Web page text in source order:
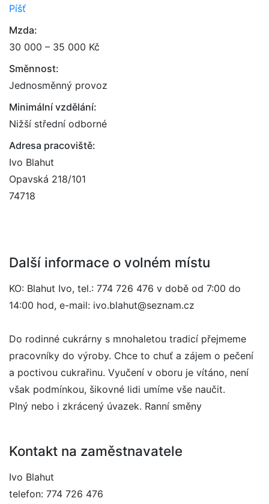
Píšť
Mzda:
30 000 – 35 000 Kč
Směnnost:
Jednosměnný provoz
Minimální vzdělání:
Nižší střední odborné
Adresa pracoviště:
Ivo Blahut
Opavská 218/101
74718
Další informace o volném místu
KO: Blahut Ivo, tel.: 774 726 476 v době od 7:00 do
14:00 hod, e-mail: ivo.blahut@seznam.cz
Do rodinné cukrárny s mnohaletou tradicí přejmeme
pracovníky do výroby. Chce to chuť a zájem o pečení
a poctivou cukrařinu. Vyučení v oboru je vítáno, není
však podmínkou, šikovné lidi umíme vše naučit.
Plný nebo i zkrácený úvazek. Ranní směny
Kontakt na zaměstnavatele
Ivo Blahut
telefon: 774 726 476